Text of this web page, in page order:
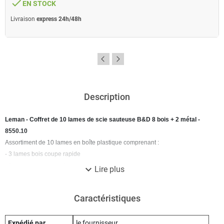
done EN STOCK
Livraison express 24h/48h
Description
Leman - Coffret de 10 lames de scie sauteuse B&D 8 bois + 2 métal -
8550.10
Assortiment de 10 lames en boîte plastique comprenant :
- 3 lames bois coupe rapide
expand_more Lire plus
Caractéristiques